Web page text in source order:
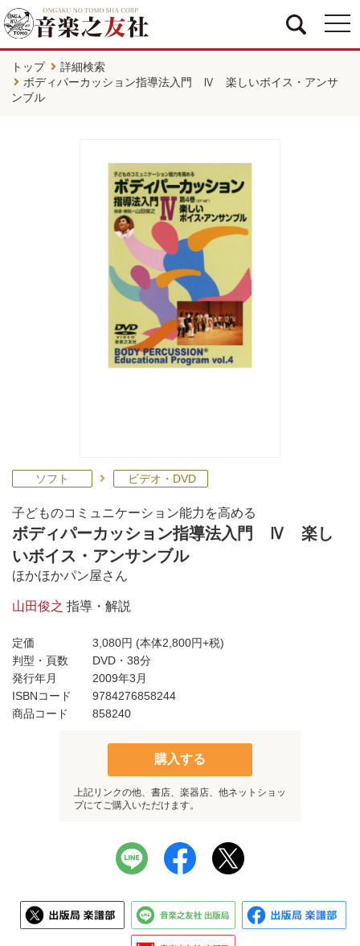
トップ
詳細検索
ボディパーカッション指導法入門 Ⅳ 楽しいボイス・アンサ
ンブル
ソフト ビデオ・DVD
子どものコミュニケーション能力を高める
ボディパーカッション指導法入門 Ⅳ 楽し
いボイス・アンサンブル
ほかほかパン屋さん
山田俊之 指導・解説
定価 3,080円 (本体2,800円+税)
判型・頁数
DVD・38分
発行年月
2009年3月
ISBNコード
9784276858244
商品コード
858240
購入する
上記リンクの他、書店、楽器店、他ネットショッ
プにてご購入いただけます。